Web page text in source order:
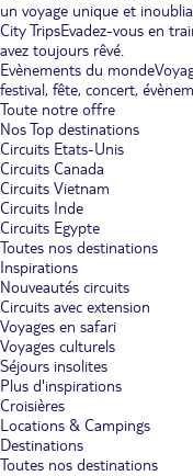
un voyage unique et
City TripsEvadez-vous en
avez toujours rêvé.
Evènements du monde
festival, fête, concert,
Toute notre offre
Nos Top destinations
Circuits Etats-Unis
Circuits Canada
Circuits Vietnam
Circuits Inde
Circuits Egypte
Toutes nos destinations
Inspirations
Nouveautés circuits
Circuits avec extension
Voyages en safari
Voyages culturels
Séjours insolites
Plus d'inspirations
Croisières
Locations & Campings
Destinations
Toutes nos destinations